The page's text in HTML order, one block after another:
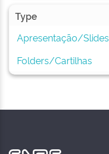
Type
Apresentação/Slides
Folders/Cartilhas